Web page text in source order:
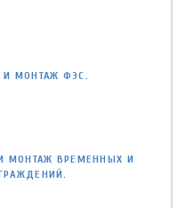
И МОНТАЖ ФЭС.
МОНТАЖ ВРЕМЕННЫХ И